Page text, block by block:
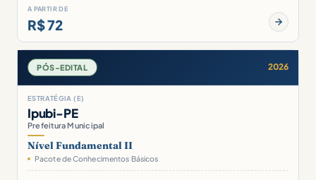
A PARTIR DE
R$ 72
PÓS-EDITAL 2026
ESTRATÉGIA (E)
Ipubi-PE
Prefeitura Municipal
Nível Fundamental II
Pacote de Conhecimentos Básicos